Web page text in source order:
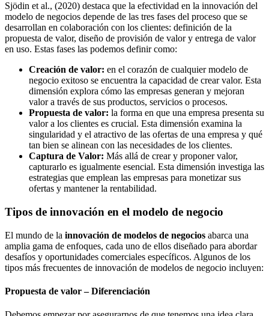
Sjödin et al., (2020) destaca que la efectividad en la innovación del
modelo de negocios depende de las tres fases del proceso que se
desarrollan en colaboración con los clientes: definición de la
propuesta de valor, diseño de provisión de valor y entrega de valor
en uso. Estas fases las podemos definir como:
Creación de valor: en el corazón de cualquier modelo de
negocio exitoso se encuentra la capacidad de crear valor. Esta
dimensión explora cómo las empresas generan y mejoran
valor a través de sus productos, servicios o procesos.
Propuesta de valor: la forma en que una empresa presenta su
valor a los clientes es crucial. Esta dimensión examina la
singularidad y el atractivo de las ofertas de una empresa y qué
tan bien se alinean con las necesidades de los clientes.
Captura de Valor: Más allá de crear y proponer valor,
capturarlo es igualmente esencial. Esta dimensión investiga las
estrategias que emplean las empresas para monetizar sus
ofertas y mantener la rentabilidad.
Tipos de innovación en el modelo de negocio
El mundo de la innovación de modelos de negocios abarca una
amplia gama de enfoques, cada uno de ellos diseñado para abordar
desafíos y oportunidades comerciales específicos. Algunos de los
tipos más frecuentes de innovación de modelos de negocio incluyen:
Propuesta de valor – Diferenciación